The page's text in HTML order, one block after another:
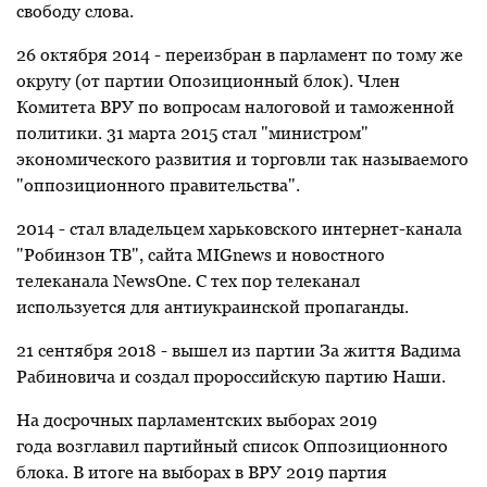
свободу слова.
26 октября 2014 - переизбран в парламент по тому же
округу (от партии Опозиционный блок). Член
Комитета ВРУ по вопросам налоговой и таможенной
политики. 31 марта 2015 стал "министром"
экономического развития и торговли так называемого
"оппозиционного правительства".
2014 - стал владельцем харьковского интернет-канала
"Робинзон ТВ", сайта MIGnews и новостного
телеканала NewsOne. С тех пор телеканал
используется для антиукраинской пропаганды.
21 сентября 2018 - вышел из партии За життя Вадима
Рабиновича и создал пророссийскую партию Наши.
На досрочных парламентских выборах 2019
года возглавил партийный список Оппозиционного
блока. В итоге на выборах в ВРУ 2019 партия